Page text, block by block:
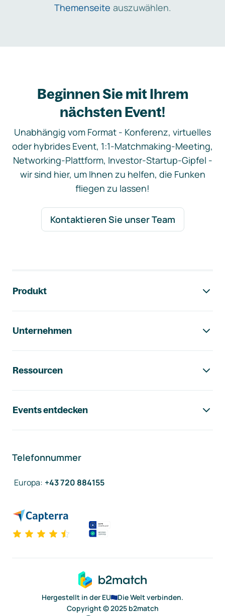
Themenseite auszuwählen.
Beginnen Sie mit Ihrem
nächsten Event!
Unabhängig vom Format - Konferenz, virtuelles
oder hybrides Event, 1:1-Matchmaking-Meeting,
Networking-Plattform, Investor-Startup-Gipfel -
wir sind hier, um Ihnen zu helfen, die Funken
fliegen zu lassen!
Kontaktieren Sie unser Team
Produkt
Unternehmen
Ressourcen
Events entdecken
Telefonnummer
Europa: +43 720 884155
Hergestellt in der EU
Die Welt verbinden.
Copyright © 2025 b2match